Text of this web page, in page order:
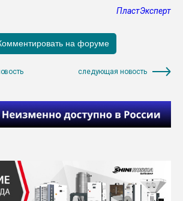
ПластЭксперт
следующая новость